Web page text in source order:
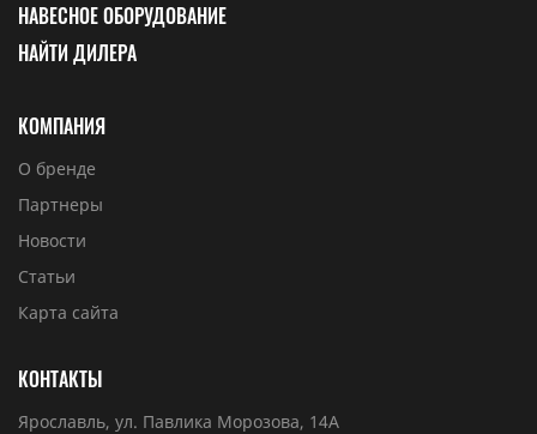
НАВЕСНОЕ ОБОРУДОВАНИЕ
НАЙТИ ДИЛЕРА
КОМПАНИЯ
О бренде
Партнеры
Новости
Статьи
Карта сайта
КОНТАКТЫ
Ярославль, ул. Павлика Морозова, 14А